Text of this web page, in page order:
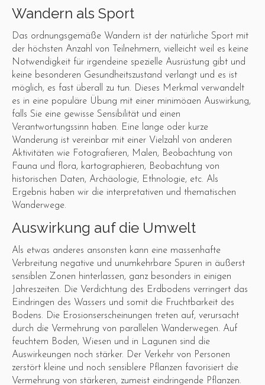
Wandern als Sport
Das ordnungsgemäße Wandern ist der natürliche Sport mit
der höchsten Anzahl von Teilnehmern, vielleicht weil es keine
Notwendigkeit für irgendeine spezielle Ausrüstung gibt und
keine besonderen Gesundheitszustand verlangt und es ist
möglich, es fast überall zu tun. Dieses Merkmal verwandelt
es in eine populäre Übung mit einer minimöaen Auswirkung,
falls Sie eine gewisse Sensibilität und einen
Verantwortungssinn haben. Eine lange oder kurze
Wanderung ist vereinbar mit einer Vielzahl von anderen
Aktivitäten wie Fotografieren, Malen, Beobachtung von
Fauna und flora, kartographieren, Beobachtung von
historischen Daten, Archäologie, Ethnologie, etc. Als
Ergebnis haben wir die interpretativen und thematischen
Wanderwege.
Auswirkung auf die Umwelt
Als etwas anderes ansonsten kann eine massenhafte
Verbreitung negative und unumkehrbare Spuren in äußerst
sensiblen Zonen hinterlassen, ganz besonders in einigen
Jahreszeiten. Die Verdichtung des Erdbodens verringert das
Eindringen des Wassers und somit die Fruchtbarkeit des
Bodens. Die Erosionserscheinungen treten auf, verursacht
durch die Vermehrung von parallelen Wanderwegen. Auf
feuchtem Boden, Wiesen und in Lagunen sind die
Auswirkeungen noch stärker. Der Verkehr von Personen
zerstört kleine und noch sensiblere Pflanzen favorisiert die
Vermehrung von stärkeren, zumeist eindringende Pflanzen.